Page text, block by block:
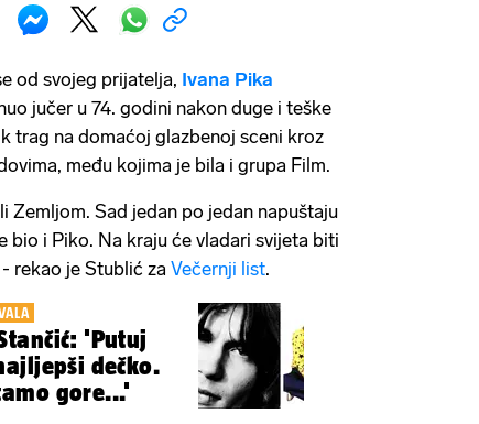
od svojeg prijatelja, Ivana Pika
jučer u 74. godini nakon duge i teške
trag na domaćoj glazbenoj sceni kroz
među kojima je bila i grupa Film.
Zemljom. Sad jedan po jedan napuštaju
bio i Piko. Na kraju će vladari svijeta biti
rekao je Stublić za Večernji list.
'Putuj
dečko.
gore...'